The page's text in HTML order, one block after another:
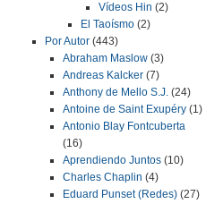
Vídeos Hin (2)
El Taoísmo (2)
Por Autor (443)
Abraham Maslow (3)
Andreas Kalcker (7)
Anthony de Mello S.J. (24)
Antoine de Saint Exupéry (1)
Antonio Blay Fontcuberta
(16)
Aprendiendo Juntos (10)
Charles Chaplin (4)
Eduard Punset (Redes) (27)